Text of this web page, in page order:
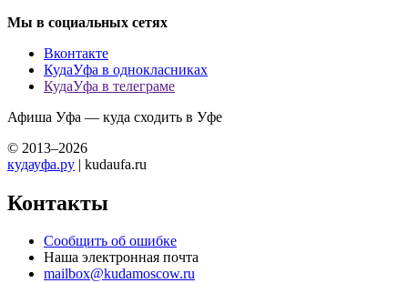
Мы в социальных сетях
Вконтакте
КудаУфа в однокласниках
КудаУфа в телеграме
Афиша Уфа — куда сходить в Уфе
© 2013–2026
кудауфа.ру | kudaufa.ru
Контакты
Сообщить об ошибке
Наша электронная почта
mailbox@kudamoscow.ru